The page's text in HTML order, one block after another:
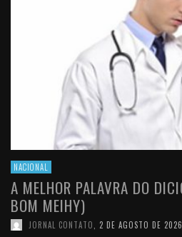
NACIONAL
A MELHOR PALAVRA DO
BOM MEIHY)
JORNAL CONTATO 2 DE AGOSTO DE 2026